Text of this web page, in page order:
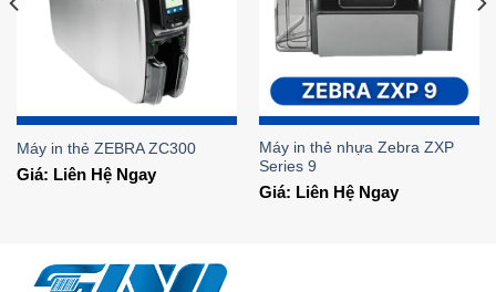
Máy in thẻ ZEBRA ZC300
Giá: Liên Hệ Ngay
Máy in thẻ nhựa Zebra ZXP
Series 9
Giá: Liên Hệ Ngay